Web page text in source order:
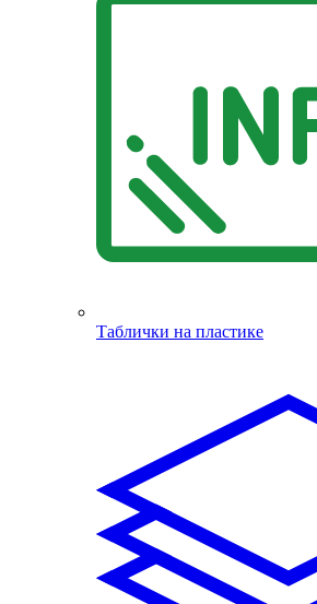
Таблички на пластике